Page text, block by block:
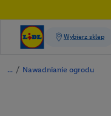
/ Nawadnianie ogrodu